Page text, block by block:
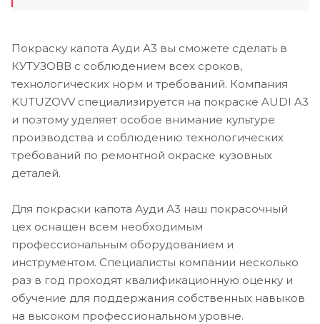
Покраску капота Ауди А3 вы сможете сделать в
КУТУЗОВВ с соблюдением всех сроков,
технологических норм и требований. Компания
KUTUZOVV специализируется на покраске AUDI A3
и поэтому уделяет особое внимание культуре
производства и соблюдению технологических
требований по ремонтной окраске кузовных
деталей.
Для покраски капота Ауди А3 наш покрасочный
цех оснащен всем необходимым
профессиональным оборудованием и
инструментом. Специалисты компании несколько
раз в год проходят квалификационную оценку и
обучение для поддержания собственных навыков
на высоком профессиональном уровне.